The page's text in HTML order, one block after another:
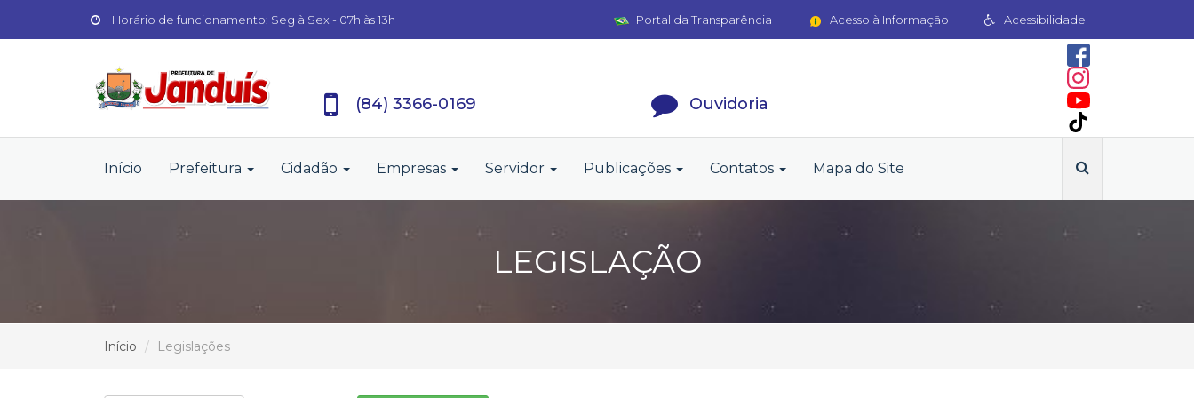
Horário de funcionamento: Seg à Sex - 07h às 13h Acessibilidade
Acesso à Informação
Portal da Transparência
(84) 3366-0169 Ouvidoria
Início Prefeitura Cidadão Empresas Servidor Publicações Contatos Mapa do Site
LEGISLAÇÃO
Início Legislações